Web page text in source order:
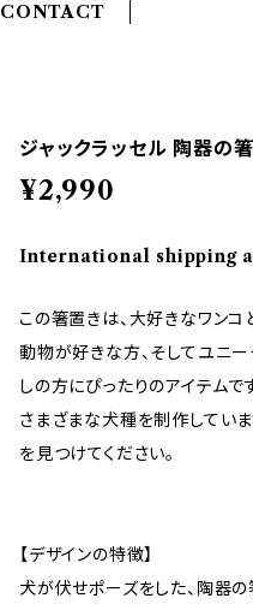
CONTACT
ジャックラッセル 陶器の箸
¥2,990
International shipping
この箸置きは、大好きなワン
動物が好きな方、そしてユニ
しの方にぴったりのアイテムで
さまざまな犬種を制作してい
を見つけてください。
【デザインの特徴】
犬が伏せポーズをした、陶器の